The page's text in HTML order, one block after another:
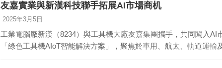
友嘉實業與新漢科技聯手拓展AI市場商机
2025年3月5日
工業電腦廠新漢（8234）與工具機大廠友嘉集團攜手，共同闖入AI
「綠色工具機AIoT智能解決方案」，聚焦於車用、航太、軌道運